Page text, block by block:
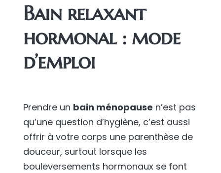
Bain relaxant
hormonal : mode
d’emploi
Prendre un bain ménopause n’est pas
qu’une question d’hygiène, c’est aussi
offrir à votre corps une parenthèse de
douceur, surtout lorsque les
bouleversements hormonaux se font